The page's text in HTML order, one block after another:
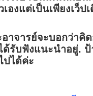
องแต่เป็นเพียงเว็ป
าจารย์จะบอกว่าคิ
ด้รับฟังแนะนำอยู่. ป้
ปได้ค่ะ